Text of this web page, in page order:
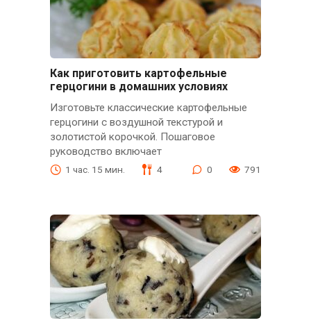
Как приготовить картофельные
герцогини в домашних условиях
Изготовьте классические картофельные
герцогини с воздушной текстурой и
золотистой корочкой. Пошаговое
руководство включает
1 час. 15 мин. 4 0 791